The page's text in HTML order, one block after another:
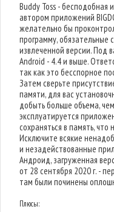
Buddy Toss - бесподобная
автором приложений
желательно бы
программу, обязательные
извлеченной версии. Под
Android - 4.4 и выше.
так как это бесспорное
Затем сверьте
памяти, для вас
добыть больше объема,
эксплуатируется
сохраняться в память,
Исключите всякие
и незадействованные
Андроид, загруженная
от 28 сентября 2020 г. -
там были починены
Плюсы: